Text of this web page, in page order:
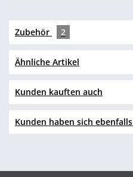
Zubehör 2
Ähnliche Artikel
Kunden kauften auch
Kunden haben sich